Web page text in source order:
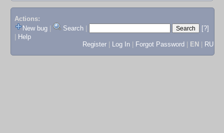
Actions:
New bug
Search
[?]
Help
Register
Log In Forgot Password EN RU